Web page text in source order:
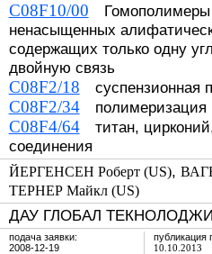
C08F10/00
ненасыщенных
содержащих только одну
двойную связь
C08F2/18 суспензионная
C08F2/34полимеризация
C08F4/64титан,
соединения
ЙЕРГЕНСЕН Роберт (US),
ТЕРНЕР Майкл (US)
ДАУ ГЛОБАЛ
подача заявки:
2008-12-19
публикация
10.10.2013